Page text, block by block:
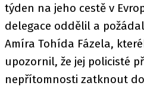
týden na jeho cestě v
delegace oddělil a
Amíra Tohída Fázela,
upozornil, že jej policisté
nepřítomnosti zatknout